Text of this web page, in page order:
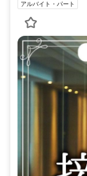
アルバイト・パート